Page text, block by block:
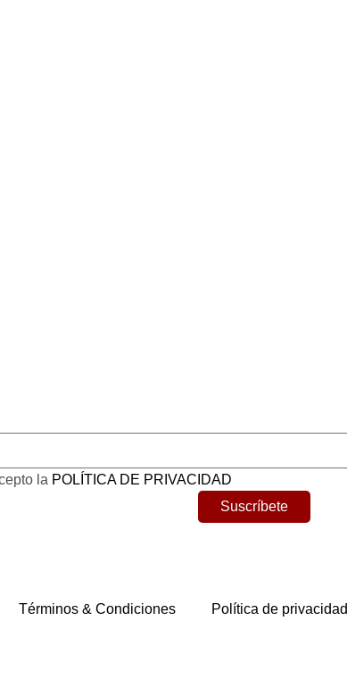
la POLÍTICA DE PRIVACIDAD
Suscríbete
Términos & Condiciones Política de privacidad